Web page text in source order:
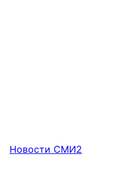
Новости СМИ2